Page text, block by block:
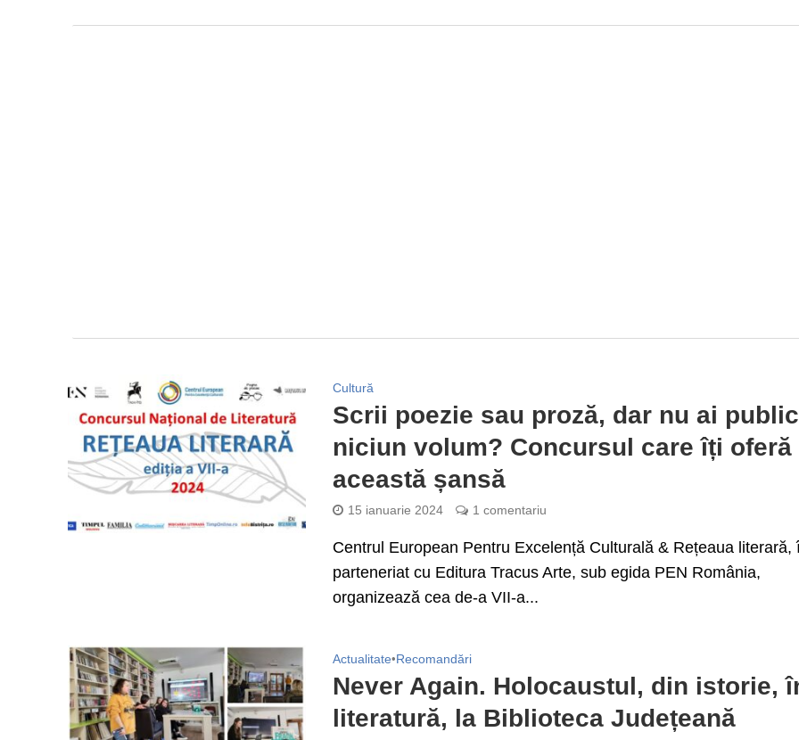
Cultură
Scrii poezie sau proză, dar nu ai
niciun volum? Concursul care îți oferă
această șansă
15 ianuarie 2024 1 comentariu
Centrul European Pentru Excelență Culturală & Rețeaua literară,
parteneriat cu Editura Tracus Arte, sub egida PEN România,
organizează cea de-a VII-a...
Actualitate•Recomandări
Never Again. Holocaustul, din istorie,
literatură, la Biblioteca Județeană